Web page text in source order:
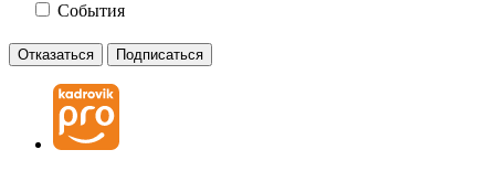
События
Отказаться Подписаться